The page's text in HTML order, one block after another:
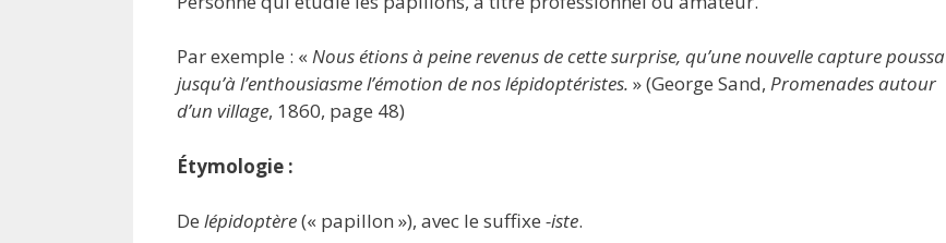
Par exemple : « Nous étions à peine revenus de cette surprise, qu’une nouvelle capture poussa
jusqu’à l’enthousiasme l’émotion de nos lépidoptéristes. » (George Sand, Promenades autour
d’un village, 1860, page 48)
Étymologie :
De lépidoptère(« papillon »), avec le suffixe -iste.